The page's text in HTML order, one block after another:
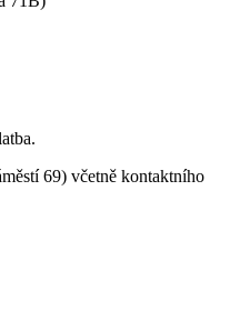
69) včetně kontaktního